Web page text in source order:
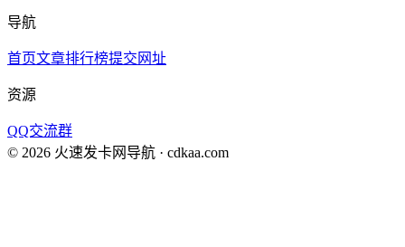
导航
首页文章排行榜提交网址
资源
QQ交流群
© 2026 火速发卡网导航 · cdkaa.com